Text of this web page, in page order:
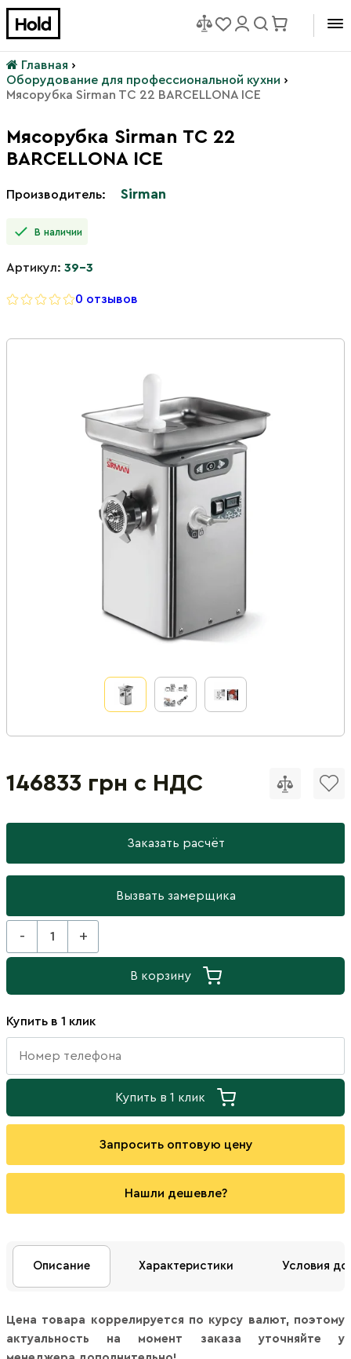
Главная ›
Оборудование для профессиональной кухни ›
Мясорубка Sirman TC 22 BARCELLONA ICE
Мясорубка Sirman TC 22
BARCELLONA ICE
Производитель: Sirman
В наличии
Артикул: 39-3
0 отзывов
146833 грн с НДС
Заказать расчёт
Вызвать замерщика
- +
В корзину
Купить в 1 клик
Купить в 1 клик
Запросить оптовую цену
Нашли дешевле?
Описание Характеристики Условия
Цена товара коррелируется по курсу валют, поэтому
актуальность на момент заказа уточняйте у